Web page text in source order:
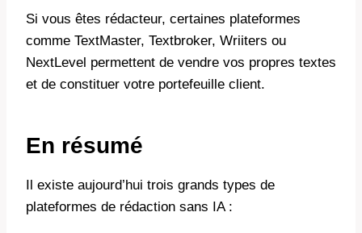
Si vous êtes rédacteur, certaines plateformes
comme TextMaster, Textbroker, Wriiters ou
NextLevel permettent de vendre vos propres textes
et de constituer votre portefeuille client.
En résumé
Il existe aujourd’hui trois grands types de
plateformes de rédaction sans IA :